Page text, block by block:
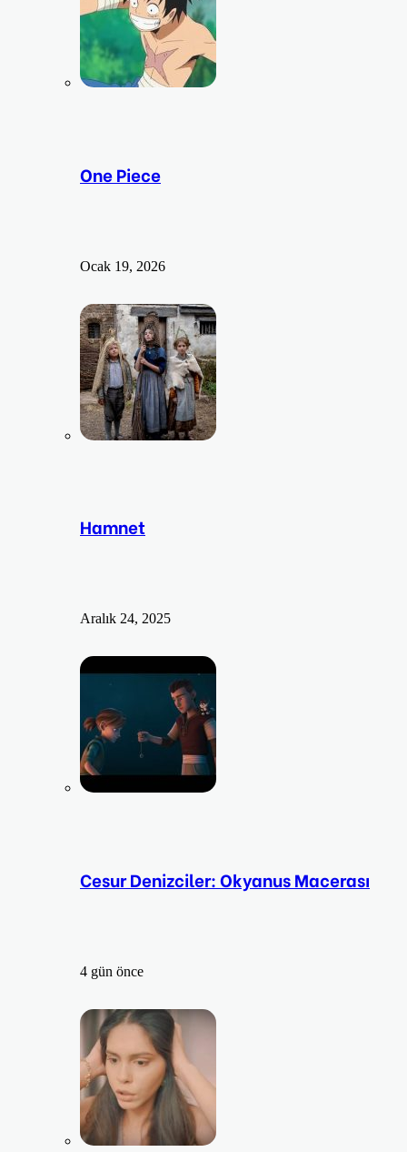
One Piece
Ocak 19, 2026
Hamnet
Aralık 24, 2025
Cesur Denizciler: Okyanus Macerası
4 gün önce